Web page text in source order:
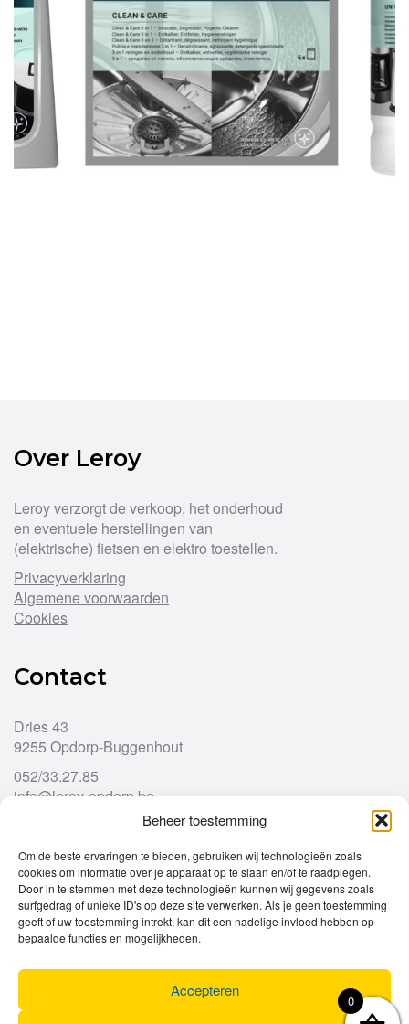
Beheer toestemming
Om de beste ervaringen te bieden, gebruiken wij technologieën zoals
cookies om informatie over je apparaat op te slaan en/of te raadplegen.
Door in te stemmen met deze technologieën kunnen wij gegevens zoals
surfgedrag of unieke ID's op deze site verwerken. Als je geen toestemming
geeft of uw toestemming intrekt, kan dit een nadelige invloed hebben op
bepaalde functies en mogelijkheden.
Accepteren
Over Leroy
Leroy verzorgt de verkoop, het onderhoud
en eventuele herstellingen van
(elektrische) fietsen en elektro toestellen.
Privacyverklaring
Algemene voorwaarden
Cookies
Contact
Dries 43
9255 Opdorp-Buggenhout
052/33.27.85
info@leroy-opdorp.be
Openingsuren
Ma
gesloten
Di
9u – 12u
13u – 18u00
Wo
9u – 12u
13u – 18u00
Do
9u – 12u
13u – 18u00
13u – 18u00
Za
0